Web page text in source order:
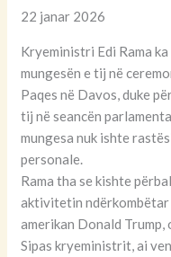
22 janar 2026
Kryeministri Edi Rama
mungesën e tij në
Paqes në Davos, duke
tij në seancën
mungesa nuk ishte
personale.
Rama tha se kishte
aktivitetin
amerikan Donald
Sipas kryeministrit, ai